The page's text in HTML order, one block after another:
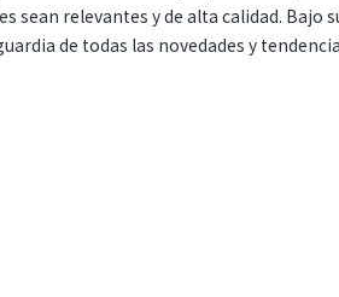
sean relevantes y de alta calidad. Bajo
de todas las novedades y